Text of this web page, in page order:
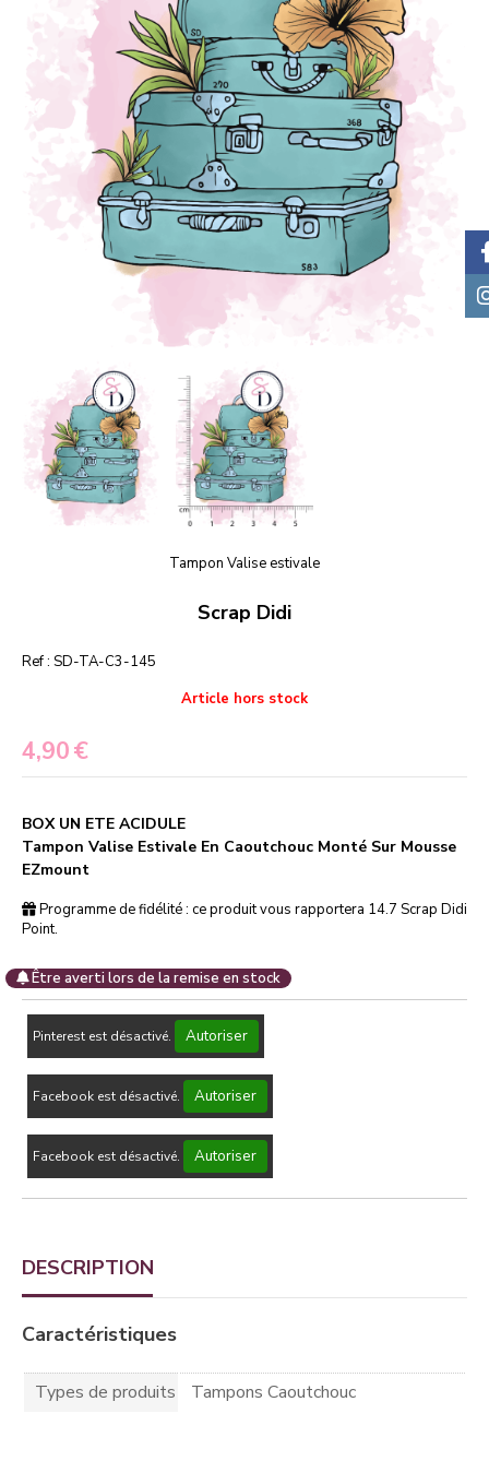
Tampon Valise estivale
Scrap Didi
Ref : SD-TA-C3-145
4,90€
Article hors stock
BOX UN ETE ACIDULE
Tampon Valise Estivale En Caoutchouc Monté Sur Mousse
EZmount
Programme de fidélité : ce produit vous rapportera 14.7 Scrap Didi
Point.
Être averti lors de la remise en stock
Pinterest est désactivé. Autoriser
Facebook est désactivé. Autoriser
Facebook est désactivé. Autoriser
DESCRIPTION
Caractéristiques
Types de produits Tampons Caoutchouc